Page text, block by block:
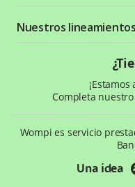
Términos y condiciones
Política de privacidad
Status Page
¿Qué es Wompi?
Wiki Wompi
Preguntas frecuentes
Nuestros
Completa nuestro
Wompi es servicio
Una idea